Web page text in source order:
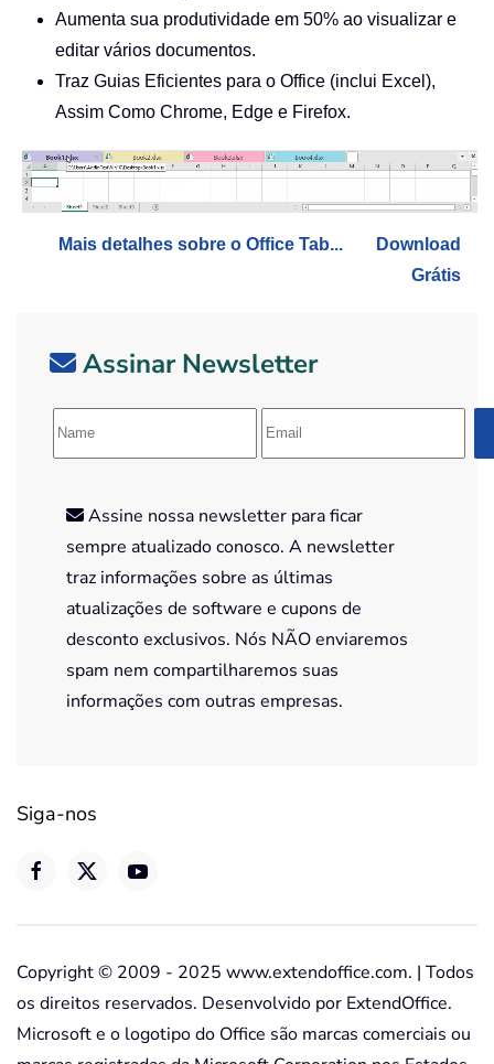
Aumenta sua produtividade em 50% ao visualizar e
editar vários documentos.
Traz Guias Eficientes para o Office (inclui Excel),
Assim Como Chrome, Edge e Firefox.
Mais detalhes sobre o Office Tab...
Download
Grátis
Assinar Newsletter
Assine nossa newsletter para ficar
sempre atualizado conosco. A newsletter
traz informações sobre as últimas
atualizações de software e cupons de
desconto exclusivos. Nós NÃO enviaremos
spam nem compartilharemos suas
informações com outras empresas.
Siga-nos
Copyright © 2009 - 2025 www.extendoffice.com. | Todos
os direitos reservados. Desenvolvido por ExtendOffice.
Microsoft e o logotipo do Office são marcas comerciais ou